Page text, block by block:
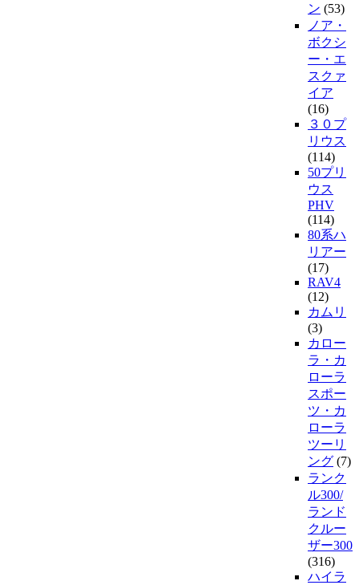
ン (53)
ノア・
ボクシ
ー・エ
スクァ
イア
(16)
３０プ
リウス
(114)
50プリ
ウス
PHV
(114)
80系ハ
リアー
(17)
RAV4
(12)
カムリ
(3)
カロー
ラ・カ
ローラ
スポー
ツ・カ
ローラ
ツーリ
ング (7)
ランク
ル300/
ランド
クルー
ザー300
(316)
ハイラ